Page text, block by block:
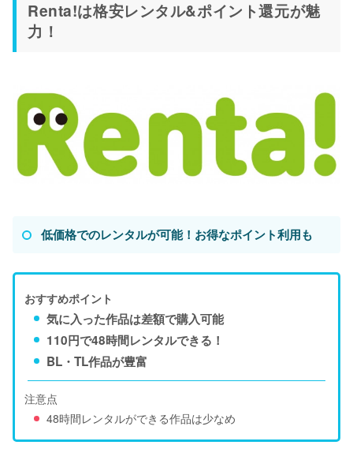
Renta!は格安レンタル&ポイント還元が魅
力！
低価格でのレンタルが可能！お得なポイント利用も
おすすめポイント
気に入った作品は差額で購入可能
110円で48時間レンタルできる！
BL・TL作品が豊富
注意点
48時間レンタルができる作品は少なめ